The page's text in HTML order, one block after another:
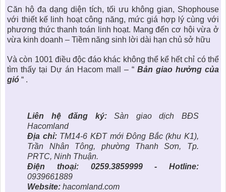
Căn hộ đa dạng diện tích, tối ưu không gian, Shophouse
với thiết kế linh hoạt công năng, mức giá hợp lý cùng với
phương thức thanh toán linh hoạt. Mang đến cơ hội vừa ở
vừa kinh doanh – Tiềm năng sinh lời dài hạn chủ sở hữu
Và còn 1001 điều độc đáo khác không thể kể hết chỉ có thể
tìm thấy tại Dự án Hacom mall – “ Bản giao hưởng của
gió “ .
Liên hệ đăng ký:
Sàn giao dịch BĐS
Hacomland
Địa chỉ:TM14-6 KĐT mới Đông Bắc (khu K1),
Trần Nhân Tông, phường Thanh Sơn, Tp.
PRTC, Ninh Thuận.
Điện thoại: 0259.3859999 - Hotline:
0939661889
Website: hacomland.com